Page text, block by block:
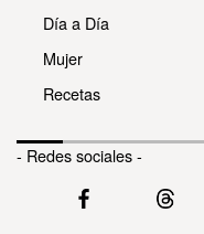
Día a Día
Mujer
Recetas
- Redes sociales -